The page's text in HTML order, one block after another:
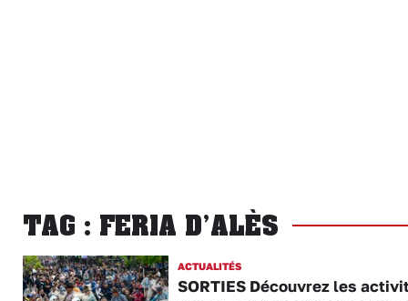
TAG : FERIA D’ALÈS
ACTUALITÉS
SORTIES Découvrez les